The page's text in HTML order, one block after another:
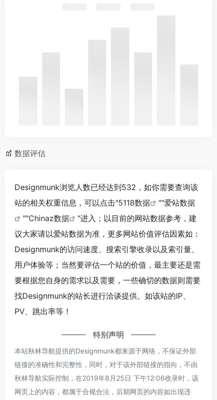
数据评估
Designmunk浏览人数已经达到532，如你需要查询该
站的相关权重信息，可以点击"5118数据 ""爱站数据
""Chinaz数据
"进入；以目前的网站数据参考，建
议大家请以爱站数据为准，更多网站价值评估因素如：
Designmunk的访问速度、搜索引擎收录以及索引量、
用户体验等；当然要评估一个站的价值，最主要还是需
要根据您自身的需求以及需要，一些确切的数据则需要
找Designmunk的站长进行洽谈提供。如该站的IP、
PV、跳出率等！
特别声明
本站秋林导航提供的Designmunk都来源于网络，不保证外部
链接的准确性和完整性，同时，对于该外部链接的指向，不由
秋林导航实际控制，在2019年8月25日 下午12:06收录时，该
网页上的内容，都属于合规合法，后期网页的内容如出现违